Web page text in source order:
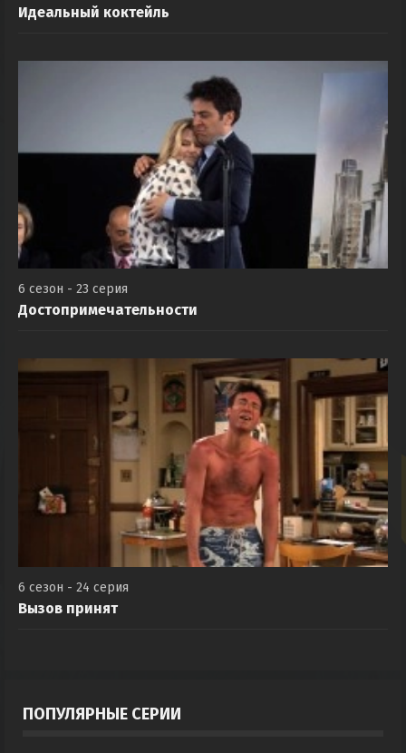
Идеальный коктейль
6 сезон - 23 серия
Достопримечательности
6 сезон - 24 серия
Вызов принят
ПОПУЛЯРНЫЕ СЕРИИ